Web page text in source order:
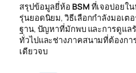
สรุปข้อมูลยี่ห้อ BSMที่เจอบ่อยใ
รุ่นยอดนิยม, วิธีเลือกกำลังมอเต
ฐาน, ปัญหาที่มักพบ และการดูแล
ทั่วไปและช่างภาคสนามที่ต้องก
เดียวจบ